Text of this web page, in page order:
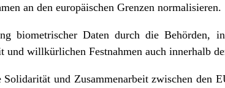
an den europäischen Grenzen normalisieren.
biometrischer Daten durch die Behörden,
willkürlichen Festnahmen auch innerhalb
und Zusammenarbeit zwischen den